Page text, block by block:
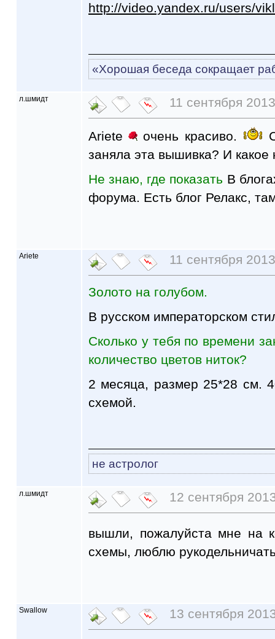
http://video.yandex.ru/users/
«Хорошая беседа сокращает
л.шмидт 11 сентября
Ariete очень красиво.
заняла эта вышивка? И какое
Не знаю, где показать В
форума. Есть блог Релакс,
Ariete 11 сентября
Золото на голубом.
В русском императорском
Сколько у тебя по времени
количество цветов ниток?
2 месяца, размер 25*28 см.
схемой.
не астролог
л.шмидт 12 сентября
вышли, пожалуйста мне на
схемы, люблю
Swallow 13 сентября